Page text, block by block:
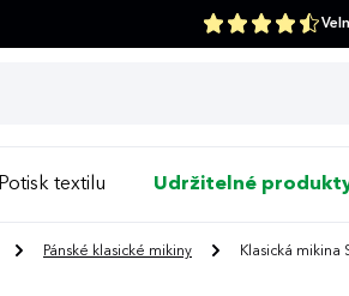
Potisk textilu Udržitelné
Pánské klasické mikiny Klasická mikina